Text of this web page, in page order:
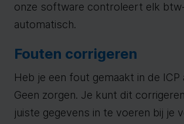
onze software controleert elk
automatisch.
Fouten corrigeren
Heb je een fout gemaakt in de ICP
Geen zorgen. Je kunt dit
juiste gegevens in te voeren bij je